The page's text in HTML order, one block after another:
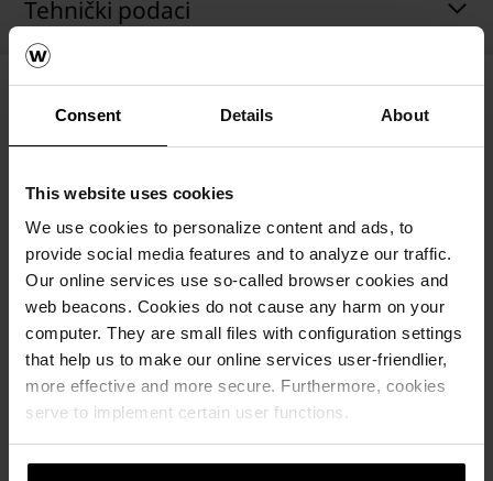
Consent Details About
This website uses cookies
We use cookies to personalize content and ads, to
provide social media features and to analyze our traffic.
Our online services use so-called browser cookies and
web beacons. Cookies do not cause any harm on your
computer. They are small files with configuration settings
that help us to make our online services user-friendlier,
more effective and more secure. Furthermore, cookies
serve to implement certain user functions.
Tehnički podaci
Zidni sistemi
Kalkulatori za izračun zida